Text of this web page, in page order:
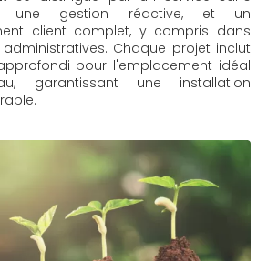
une gestion réactive, et un
client complet, y compris dans
Chaque projet inclut
pour l'emplacement idéal
garantissant une installation